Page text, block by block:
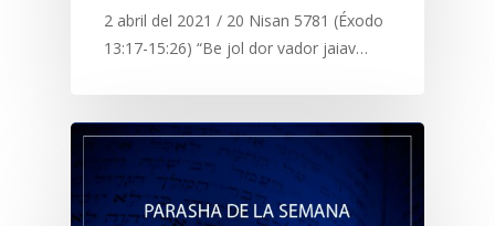
2 abril del 2021 / 20 Nisan 5781 (Éxodo
13:17-15:26) “Be jol dor vador jaiav…